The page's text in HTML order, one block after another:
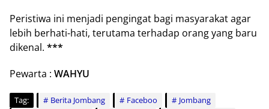
Peristiwa ini menjadi pengingat bagi masyarakat agar
lebih berhati-hati, terutama terhadap orang yang baru
dikenal. ***
Pewarta : WAHYU
Tag: Berita Jombang Faceboo
Jombang